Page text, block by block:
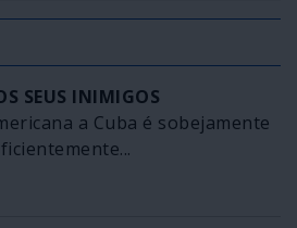
SEUS INIMIGOS
a Cuba é sobejamente